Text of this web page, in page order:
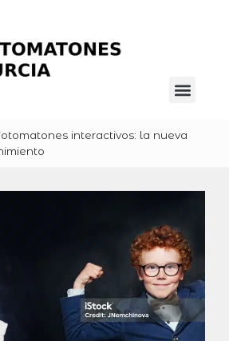
interactivos: la nueva